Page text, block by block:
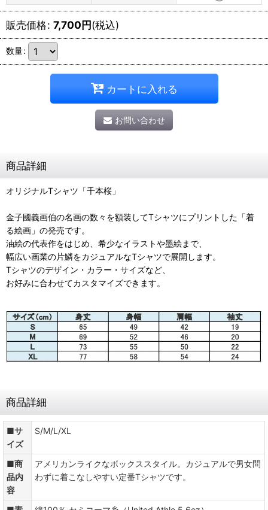
販売価格: 7,700円(税込)
数量:
カートに入れる
お問い合わせ
商品詳細
オリジナルTシャツ「千本桜」
金子國義画伯の名画の数々を額装してTシャツにプリントした「着
る絵画」の発売です。
油絵の代表作をはじめ、希少なイラストや墨絵まで、
幅広い画業の片鱗をカジュアルなTシャツで展開します。
Tシャツのデザイン・カラー・サイズなど、
お好みに合わせてカスタマイズできます。
商品詳細
■サ
イズ
S/M/L/XL
■商
品内
容
アメリカンライクなボックススタイル。カジュアルで男女問
わずに着こなしやすい定番Tシャツです。